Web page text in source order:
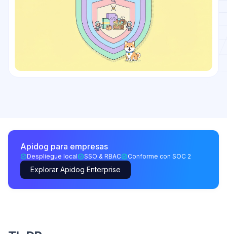
Apidog para empresas
Despliegue local SSO & RBAC Conforme con SOC 2
Explorar Apidog Enterprise